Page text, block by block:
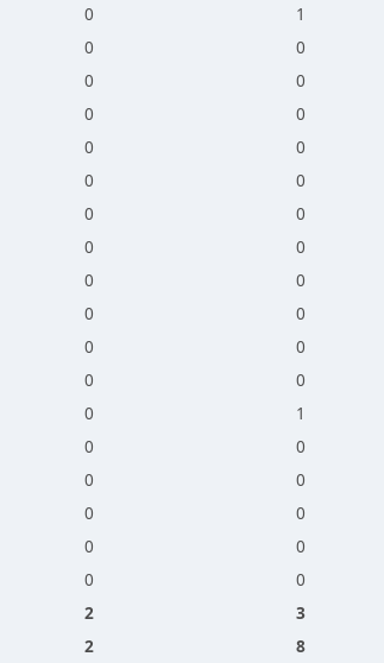
0 1
0 0
0 0
0 0
0 0
0 0
0 0
0 0
0 0
0 0
0 0
0 0
0 1
0 0
0 0
0 0
0 0
0 0
2 3
2 8